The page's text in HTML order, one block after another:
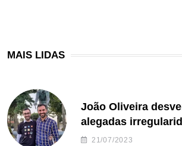
MAIS LIDAS
João Oliveira
alegadas
de Freguesia S.
21/07/2023